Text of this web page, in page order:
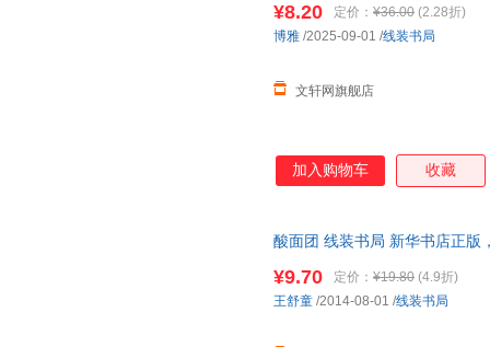
¥8.20 定价： ¥36.00 (2.28折)
文轩网旗舰店
博雅 /2025-09-01 /线装书局
加入购物车 收藏
酸面团 线装书局 新华书店正版
¥9.70 定价： ¥19.80 (4.9折)
王舒童 /2014-08-01 /线装书局